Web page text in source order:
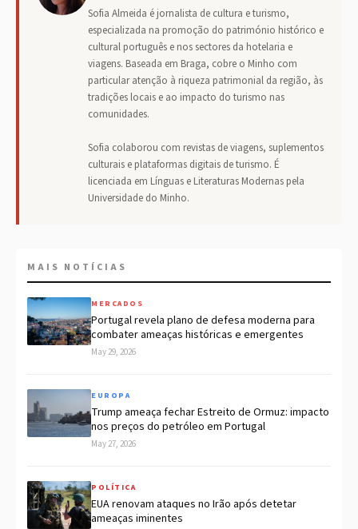
Sofia Almeida é jornalista de cultura e turismo,
especializada na promoção do património histórico e
cultural português e nos sectores da hotelaria e
viagens. Baseada em Braga, cobre o Minho com
particular atenção à riqueza patrimonial da região, às
tradições locais e ao impacto do turismo nas
comunidades.
Sofia colaborou com revistas de viagens, suplementos
culturais e plataformas digitais de turismo. É
licenciada em Línguas e Literaturas Modernas pela
Universidade do Minho.
MAIS NOTÍCIAS
MERCADOS
Portugal revela plano de defesa moderna para
combater ameaças históricas e emergentes
May 29, 2026
EUROPA
Trump ameaça fechar Estreito de Ormuz: impacto
nos preços do petróleo em Portugal
May 27, 2026
POLÍTICA
EUA renovam ataques no Irão após detetar
ameaças iminentes